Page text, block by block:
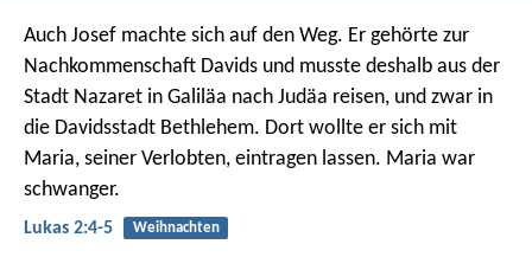
Auch Josef machte sich auf den Weg. Er gehörte zur
Nachkommenschaft Davids und musste deshalb aus der
Stadt Nazaret in Galiläa nach Judäa reisen, und zwar in
die Davidsstadt Bethlehem. Dort wollte er sich mit
Maria, seiner Verlobten, eintragen lassen. Maria war
schwanger.
Lukas 2:4-5 Weihnachten